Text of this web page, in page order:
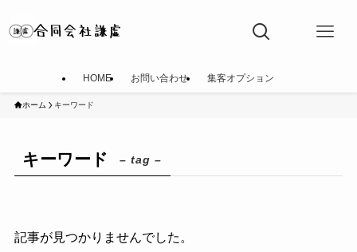
HOME お問い合わせ 集客オプション
ホーム キーワード
キーワード – tag –
記事が見つかりませんでした。